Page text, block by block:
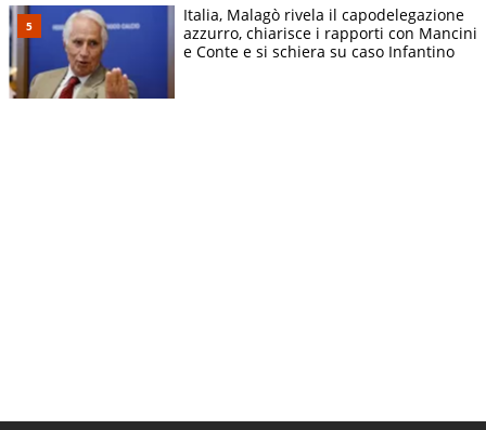
Italia, Malagò rivela il capodelegazione
azzurro, chiarisce i rapporti con Mancini
e Conte e si schiera su caso Infantino